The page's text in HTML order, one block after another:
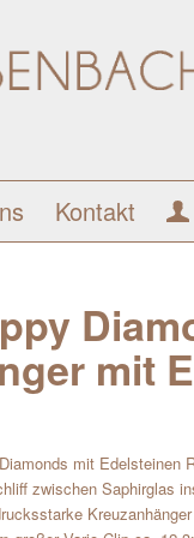
Kontakt
mit
mit Edelsteinen
zwischen Saphirglas